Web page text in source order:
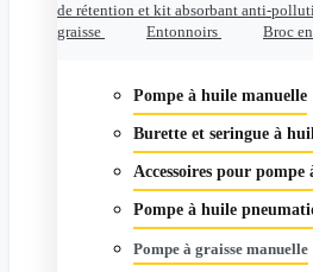
de rétention et kit absorbant anti-
graisse
Entonnoirs Broc
Pompe à huile manuelle
Burette et seringue à
Accessoires pour pompe
Pompe à huile
Pompe à graisse manuelle